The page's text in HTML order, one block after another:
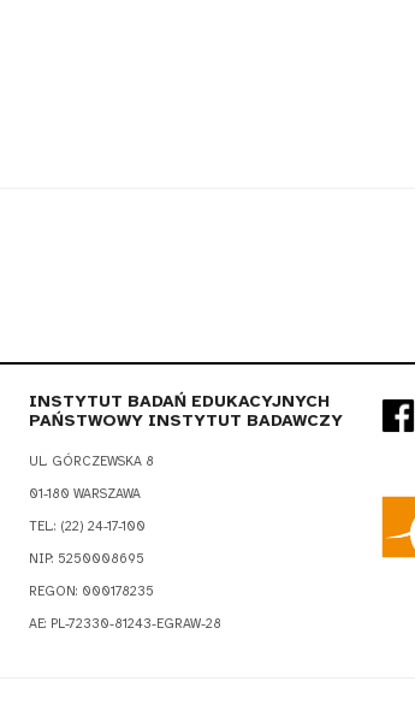
INSTYTUT BADAŃ EDUKACYJNYCH
PAŃSTWOWY INSTYTUT BADAWCZY
UL. GÓRCZEWSKA 8
01-180 WARSZAWA
TEL.: (22) 24-17-100
NIP: 5250008695
REGON: 000178235
AE: PL-72330-81243-EGRAW-28